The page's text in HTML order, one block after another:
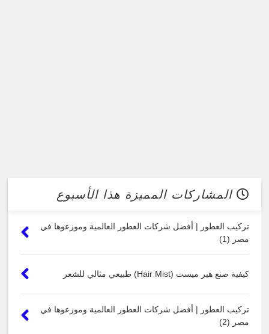
المشاركات المميزة هذا الأسبوع
تركيب العطور | أفضل شركات العطور العالمية وموزعوها في
مصر (1)
كيفية صنع هير ميست (Hair Mist) طبيعي مثالي للشعر
تركيب العطور | أفضل شركات العطور العالمية وموزعوها في
مصر (2)